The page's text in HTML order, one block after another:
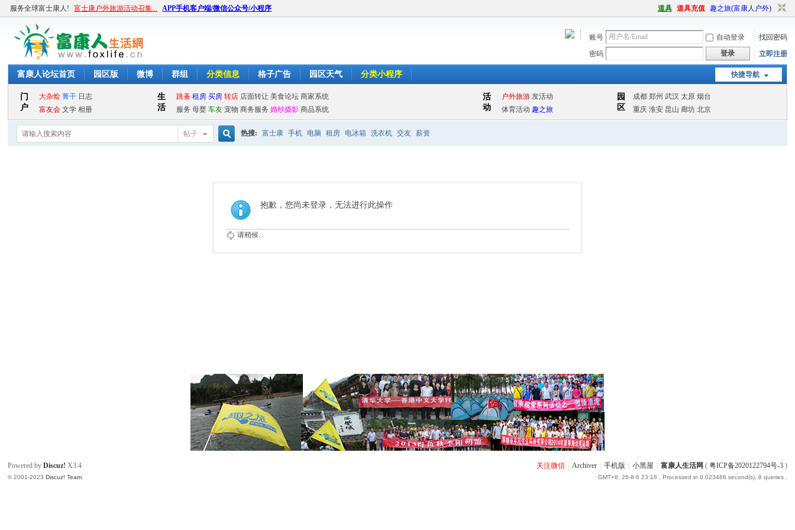
服务全球富士康人! 富士康户外旅游活动召集... APP手机客户端/微信公众号/小程序 道具 道具充值 趣之旅(富康人户外)
账号 自动登录
找回密码
密码
登录 立即注册
快捷导航
富康人论坛首页 园区版 微博 群组 分类信息 格子广告 园区天气 分类小程序
帖子 热搜: 富士康 手机 电脑 租房 电冰箱 洗衣机 交友 薪资
抱歉，您尚未登录，无法进行此操作
请稍候...
关注微信 Archiver 手机版 小黑屋 富康人生活网 ( 粤ICP备2020122794号-3)
GMT+8, 26-8-6 23:16 , Processed in 0.023486 second(s), 8 queries .
Powered byDiscuz! X3.4
© 2001-2023Discuz! Team